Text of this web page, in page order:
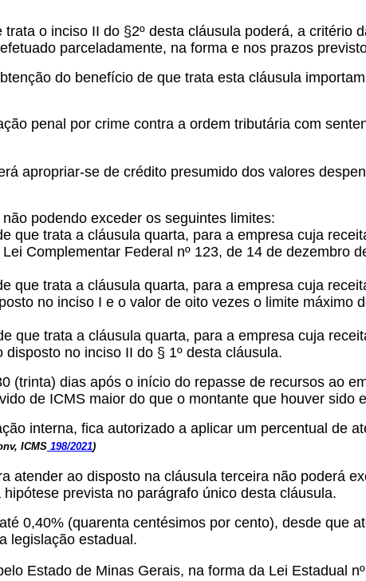
o inciso II do §2º desta cláusula poderá, a critério
parceladamente, na forma e nos prazos
do benefício de que trata esta cláusula
penal por crime contra a ordem tributária com
apropriar-se de crédito presumido dos valores
podendo exceder os seguintes limites:
que trata a cláusula quarta, para a empresa cuja
Complementar Federal nº 123, de 14 de dezembro
que trata a cláusula quarta, para a empresa cuja
no inciso I e o valor de oito vezes o limite máximo
que trata a cláusula quarta, para a empresa cuja
no inciso II do § 1º desta cláusula.
(trinta) dias após o início do repasse de recursos ao
de ICMS maior do que o montante que houver sido
interna, fica autorizado a aplicar um percentual de
ICMS 198/2021)
atender ao disposto na cláusula terceira não poderá
prevista no parágrafo único desta cláusula.
0,40% (quarenta centésimos por cento), desde que
legislação estadual.
Estado de Minas Gerais, na forma da Lei Estadual